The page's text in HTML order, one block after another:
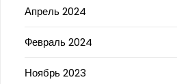
Апрель 2024
Февраль 2024
Ноябрь 2023